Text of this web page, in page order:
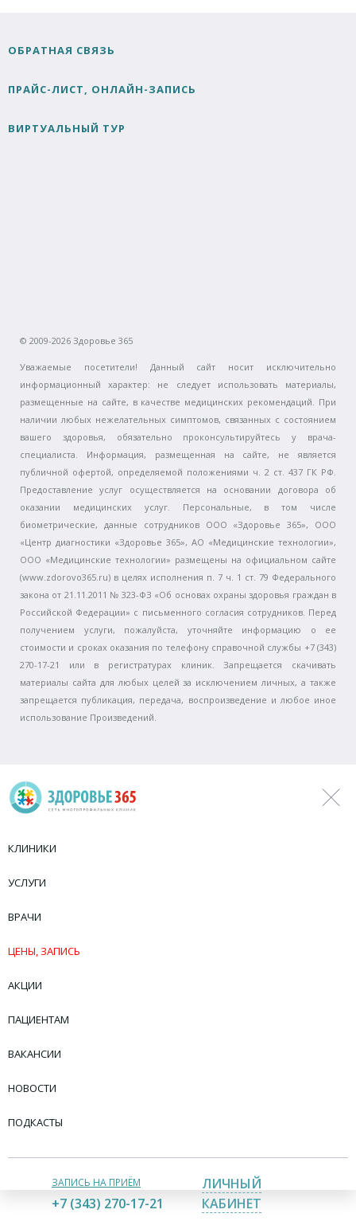
ОБРАТНАЯ СВЯЗЬ
ПРАЙС-ЛИСТ, ОНЛАЙН-ЗАПИСЬ
ВИРТУАЛЬНЫЙ ТУР
© 2009-2026 Здоровье 365
Уважаемые посетители! Данный сайт носит исключительно
информационный характер: не следует использовать материалы,
размещенные на сайте, в качестве медицинских рекомендаций. При
наличии любых нежелательных симптомов, связанных с состоянием
вашего здоровья, обязательно проконсультируйтесь у врача-
специалиста. Информация, размещенная на сайте, не является
публичной офертой, определяемой положениями ч. 2 ст. 437 ГК РФ.
Предоставление услуг осуществляется на основании договора об
оказании медицинских услуг. Персональные, в том числе
биометрические, данные сотрудников ООО «Здоровье 365», ООО
«Центр диагностики «Здоровье 365», АО «Медицинские технологии»,
ООО «Медицинские технологии» размещены на официальном сайте
(www.zdorovo365.ru) в целях исполнения п. 7 ч. 1 ст. 79 Федерального
закона от 21.11.2011 № 323-ФЗ «Об основах охраны здоровья граждан в
Российской Федерации» с письменного согласия сотрудников. Перед
получением услуги, пожалуйста, уточняйте информацию о ее
стоимости и сроках оказания по телефону справочной службы +7 (343)
270-17-21 или в регистратурах клиник. Запрещается скачивать
материалы сайта для любых целей за исключением личных, а также
запрещается публикация, передача, воспроизведение и любое иное
использование Произведений.
КЛИНИКИ
УСЛУГИ
ВРАЧИ
ЦЕНЫ, ЗАПИСЬ
АКЦИИ
ПАЦИЕНТАМ
ВАКАНСИИ
НОВОСТИ
ПОДКАСТЫ
ЗАПИСЬ НА ПРИЁМ
+7 (343) 270-17-21
ЛИЧНЫЙ
КАБИНЕТ